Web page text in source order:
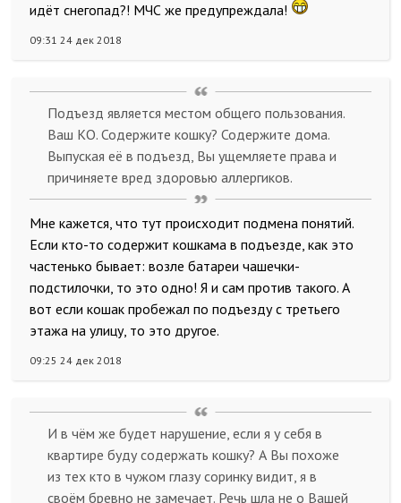
идёт снегопад?! МЧС же предупреждала!
09:31 24 дек 2018
Подъезд является местом общего пользования.
Ваш КО. Содержите кошку? Содержите дома.
Выпуская её в подъезд, Вы ущемляете права и
причиняете вред здоровью аллергиков.
Мне кажется, что тут происходит подмена понятий.
Если кто-то содержит кошкама в подъезде, как это
частенько бывает: возле батареи чашечки-
подстилочки, то это одно! Я и сам против такого. А
вот если кошак пробежал по подъезду с третьего
этажа на улицу, то это другое.
09:25 24 дек 2018
И в чём же будет нарушение, если я у себя в
квартире буду содержать кошку? А Вы похоже
из тех кто в чужом глазу соринку видит, я в
своём бревно не замечает. Речь шла не о Вашей